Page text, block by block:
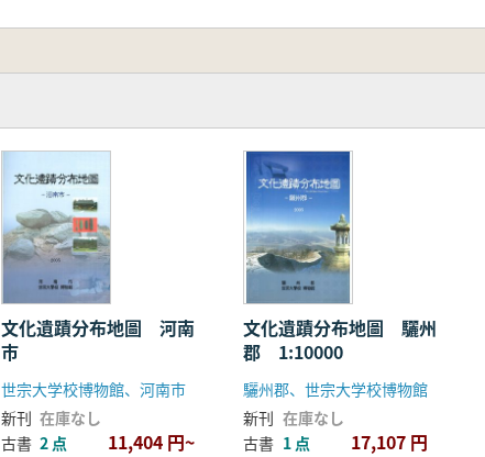
文化遺蹟分布地圖 河南
市
世宗大学校博物館、河南市
新刊 在庫なし
古書 2 点 11,404 円~
文化遺蹟分布地圖 驪州
郡 1:10000
驪州郡、世宗大学校博物館
新刊 在庫なし
古書 1 点 17,107 円